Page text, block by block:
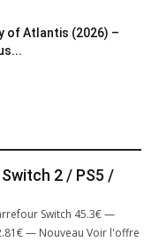
of Atlantis (2026) –
2 / PS5 /
Switch 45.3€ —
— Nouveau Voir l'offre